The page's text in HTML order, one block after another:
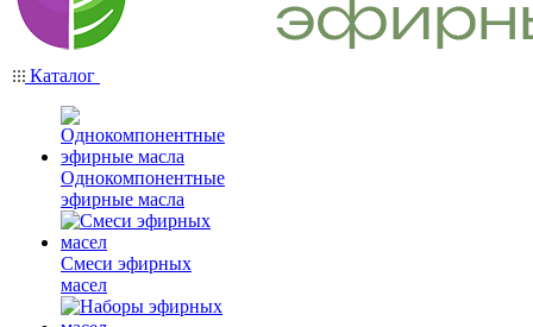
Каталог
Однокомпонентные
эфирные масла
Смеси эфирных
масел